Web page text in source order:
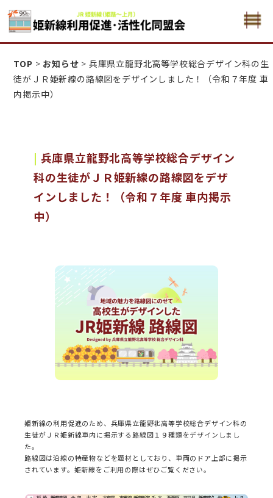
姫新線利用促進活性化・同盟会
TOP > お知らせ > 兵庫県立龍野北高等学校総合デザイン科の生
徒がＪＲ姫新線の路線図をデザインしました！（令和７年度 車
内掲示中）
兵庫県立龍野北高等学校総合デザイン
科の生徒がＪＲ姫新線の路線図をデザ
インしました！（令和７年度 車内掲示
中）
姫新線の利用促進のため、兵庫県立龍野北高等学校総合デザイン科の
生徒がＪＲ姫新線車内に掲示する路線図１９種類をデザインしまし
た。
路線図は沿線の特産物などを題材としており、車両のドア上部に掲示
されています。姫新線をご利用の際はぜひご覧ください。